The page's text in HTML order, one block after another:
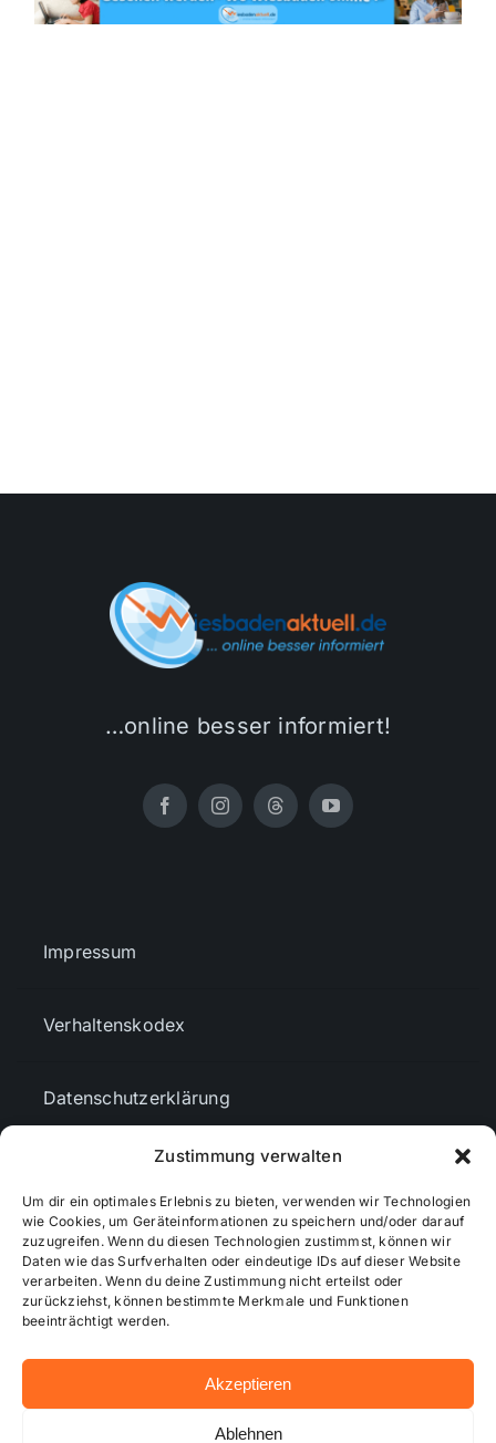
Zustimmung verwalten
Um dir ein optimales Erlebnis zu bieten, verwenden wir Technologien
wie Cookies, um Geräteinformationen zu speichern und/oder darauf
zuzugreifen. Wenn du diesen Technologien zustimmst, können wir
Daten wie das Surfverhalten oder eindeutige IDs auf dieser Website
verarbeiten. Wenn du deine Zustimmung nicht erteilst oder
zurückziehst, können bestimmte Merkmale und Funktionen
beeinträchtigt werden.
Akzeptieren
Ablehnen
…online besser informiert!
Impressum
Verhaltenskodex
Datenschutzerklärung
Cookie-Richtlinie (EU)
Mediendaten
© 2026 - Wiesbadenaktuell ...online besser informiert!